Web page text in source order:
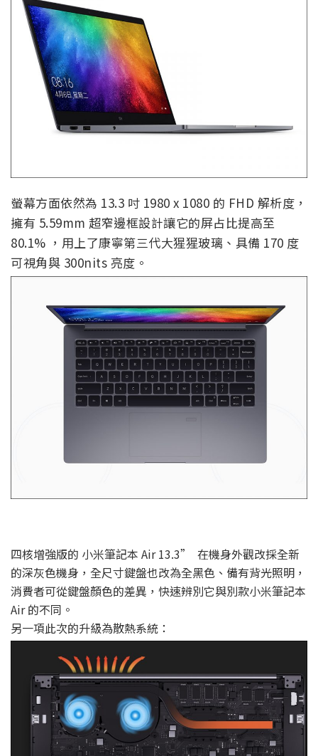
螢幕方面依然為 13.3 吋 1980 x 1080 的 FHD 解析度，
擁有 5.59mm 超窄邊框設計讓它的屏占比提高至
80.1% ，用上了康寧第三代大猩猩玻璃、具備 170 度
可視角與 300nits 亮度。
四核增強版的 小米筆記本 Air 13.3” 在機身外觀改採全新
的深灰色機身，全尺寸鍵盤也改為全黑色、備有背光照明，
消費者可從鍵盤顏色的差異，快速辨別它與別款小米筆記本
Air 的不同。
另一項此次的升級為散熱系統：